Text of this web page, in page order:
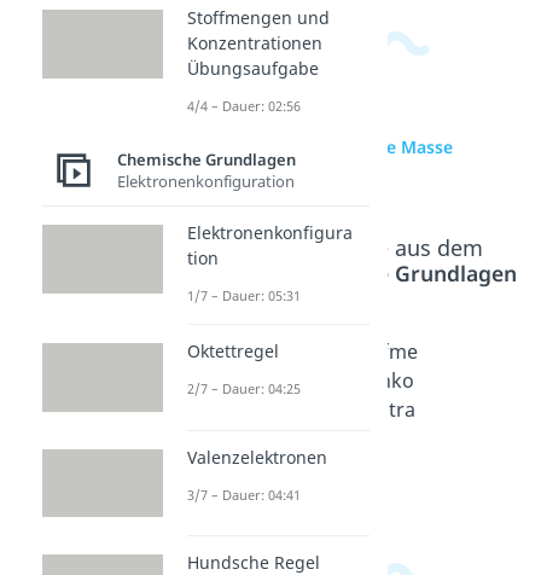
zur Videoseite: Molare Masse
berechnen
Beliebte Inhalte aus dem
Bereich
Chemische Grundlagen
Molares
Volume
04:15
Atomar
e
Dauer:
Stoffme
ngenko
nzentra
Stoffmengen und
Konzentrationen
Übungsaufgabe
4/4 – Dauer: 02:56
Chemische Grundlagen
Elektronenkonfiguration
Elektronenkonfigura
tion
1/7 – Dauer: 05:31
Oktettregel
2/7 – Dauer: 04:25
Valenzelektronen
3/7 – Dauer: 04:41
Hundsche Regel